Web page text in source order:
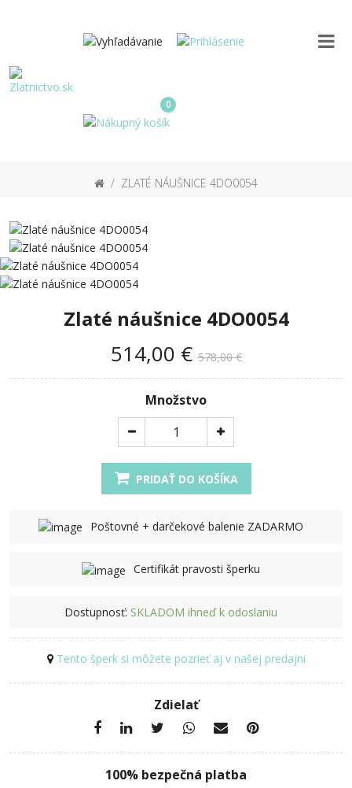
0
ZLATÉ NÁUŠNICE 4DO0054
Zlaté náušnice 4DO0054
514,00 €578,00 €
Množstvo
PRIDAŤ DO KOŠÍKA
Poštovné + darčekové balenie ZADARMO
Certifikát pravosti šperku
Dostupnosť: SKLADOM ihneď k odoslaniu
Tento šperk si môžete pozrieť aj v našej predajni
Zdielať
100% bezpečná platba